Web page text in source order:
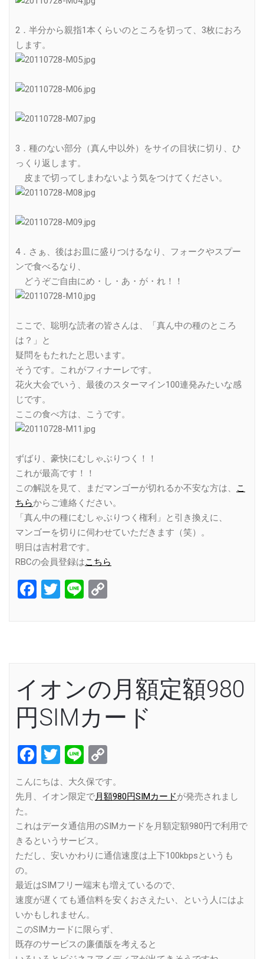
2．半分から親指1本くらいのところを切って、3枚におろ
します。
3．種のない部分（真ん中以外）をサイの目状に切り、ひ
っくり返します。
皮まで切ってしまわないよう気をつけてください。
4．さぁ、後はお皿に盛りつけるなり、フォークやスプー
ンで食べるなり、
どうぞご自由にめ・し・あ・が・れ！！
ここで、聡明な読者の皆さんは、「真ん中の種のところ
は？」と
疑問をもたれたと思います。
そうです。これがフィナーレです。
花火大会でいう、最後のスターマイン100連発みたいな感
じです。
ここの食べ方は、こうです。
ずばり、豪快にむしゃぶりつく！！
これが最高です！！
この解説を見て、まだマンゴーが切れるか不安な方は、
こ
ちらからご連絡ください。
「真ん中の種にむしゃぶりつく権利」と引き換えに、
マンゴーを切りに伺わせていただきます（笑）。
明日は吉村君です。
RBCの会員登録はこちら
Facebook
Twitter
Line
イオンの月額定額980
円SIMカード
Facebook
Twitter
Line
Link
こんにちは、大久保です。
先月、イオン限定で月額980円SIMカードが発売されまし
た。
これはデータ通信用のSIMカードを月額定額980円で利用で
きるというサービス。
ただし、安いかわりに通信速度は上下100kbpsというも
の。
最近はSIMフリー端末も増えているので、
速度が遅くても通信料を安くおさえたい、という人にはよ
いかもしれません。
このSIMカードに限らず、
既存のサービスの廉価版を考えると